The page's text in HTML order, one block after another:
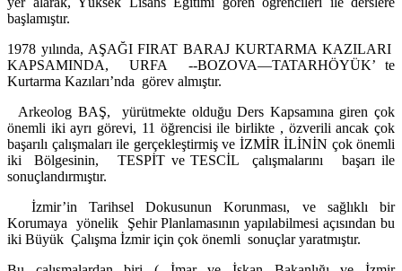
başlamıştır.
1978 yılında, AŞAĞI FIRAT BARAJ KURTARMA KAZILARI
KAPSAMINDA, URFA --BOZOVA—TATARHÖYÜK’ te
Kurtarma Kazıları’nda görev almıştır.
Arkeolog BAŞ, yürütmekte olduğu Ders Kapsamına giren çok
önemli iki ayrı görevi, 11 öğrencisi ile birlikte , özverili ancak çok
başarılı çalışmaları ile gerçekleştirmiş ve İZMİR İLİNİN çok önemli
iki Bölgesinin, TESPİT ve TESCİL çalışmalarını başarı ile
sonuçlandırmıştır.
İzmir’in Tarihsel Dokusunun Korunması, ve sağlıklı bir
Korumaya yönelik Şehir Planlamasının yapılabilmesi açısından bu
iki Büyük Çalışma İzmir için çok önemli sonuçlar yaratmıştır.